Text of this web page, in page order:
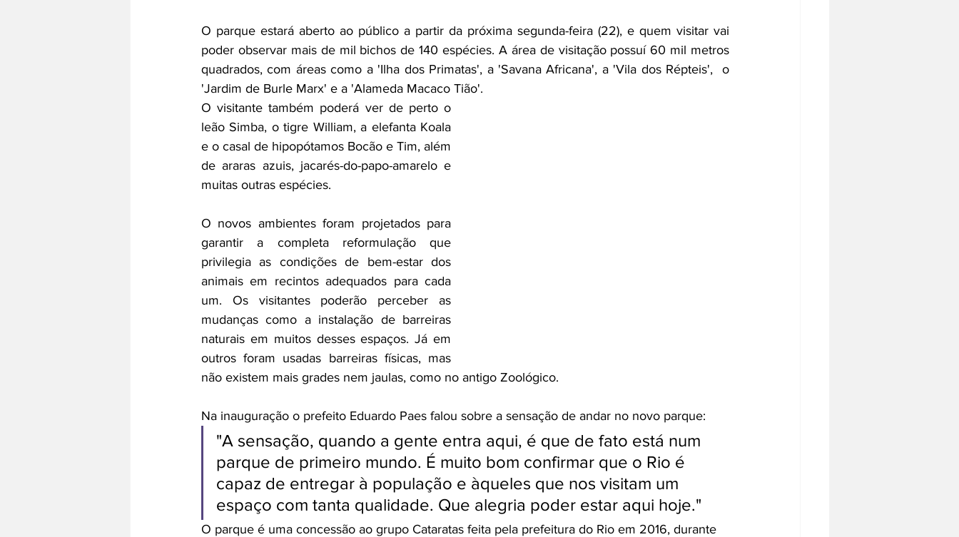
O parque estará aberto ao público a partir da próxima segunda-feira (22), e quem visitar vai
poder observar mais de mil bichos de 140 espécies. A área de visitação possuí 60 mil metros
quadrados, com áreas como a 'Ilha dos Primatas', a 'Savana Africana', a 'Vila dos Répteis',  o
'Jardim de Burle Marx' e a 'Alameda Macaco Tião'.
O visitante também poderá ver de perto o
leão Simba, o tigre William, a elefanta Koala
e o casal de hipopótamos Bocão e Tim, além
de araras azuis, jacarés-do-papo-amarelo e
muitas outras espécies.
O novos ambientes foram projetados para
garantir a completa reformulação que
privilegia as condições de bem-estar dos
animais em recintos adequados para cada
um. Os visitantes poderão perceber as
mudanças como a instalação de barreiras
naturais em muitos desses espaços. Já em
outros foram usadas barreiras físicas, mas
não existem mais grades nem jaulas, como no antigo Zoológico.
Na inauguração o prefeito Eduardo Paes falou sobre a sensação de andar no novo parque:
"A sensação, quando a gente entra aqui, é que de fato está num
parque de primeiro mundo. É muito bom confirmar que o Rio é
capaz de entregar à população e àqueles que nos visitam um
espaço com tanta qualidade. Que alegria poder estar aqui hoje."
O parque é uma concessão ao grupo Cataratas feita pela prefeitura do Rio em 2016, durante